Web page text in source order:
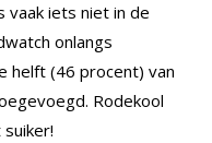
vaak iets niet in de
onlangs
helft (46 procent) van
Rodekool